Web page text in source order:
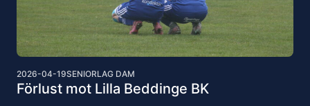
2026-04-19SENIORLAG DAM
Förlust mot Lilla Beddinge BK